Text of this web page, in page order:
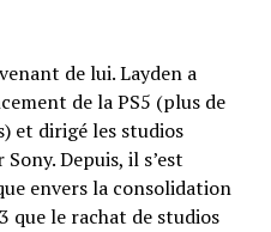
de lui. Layden a
de la PS5 (plus de
et dirigé les studios
Depuis, il s’est
envers la consolidation
que le rachat de studios